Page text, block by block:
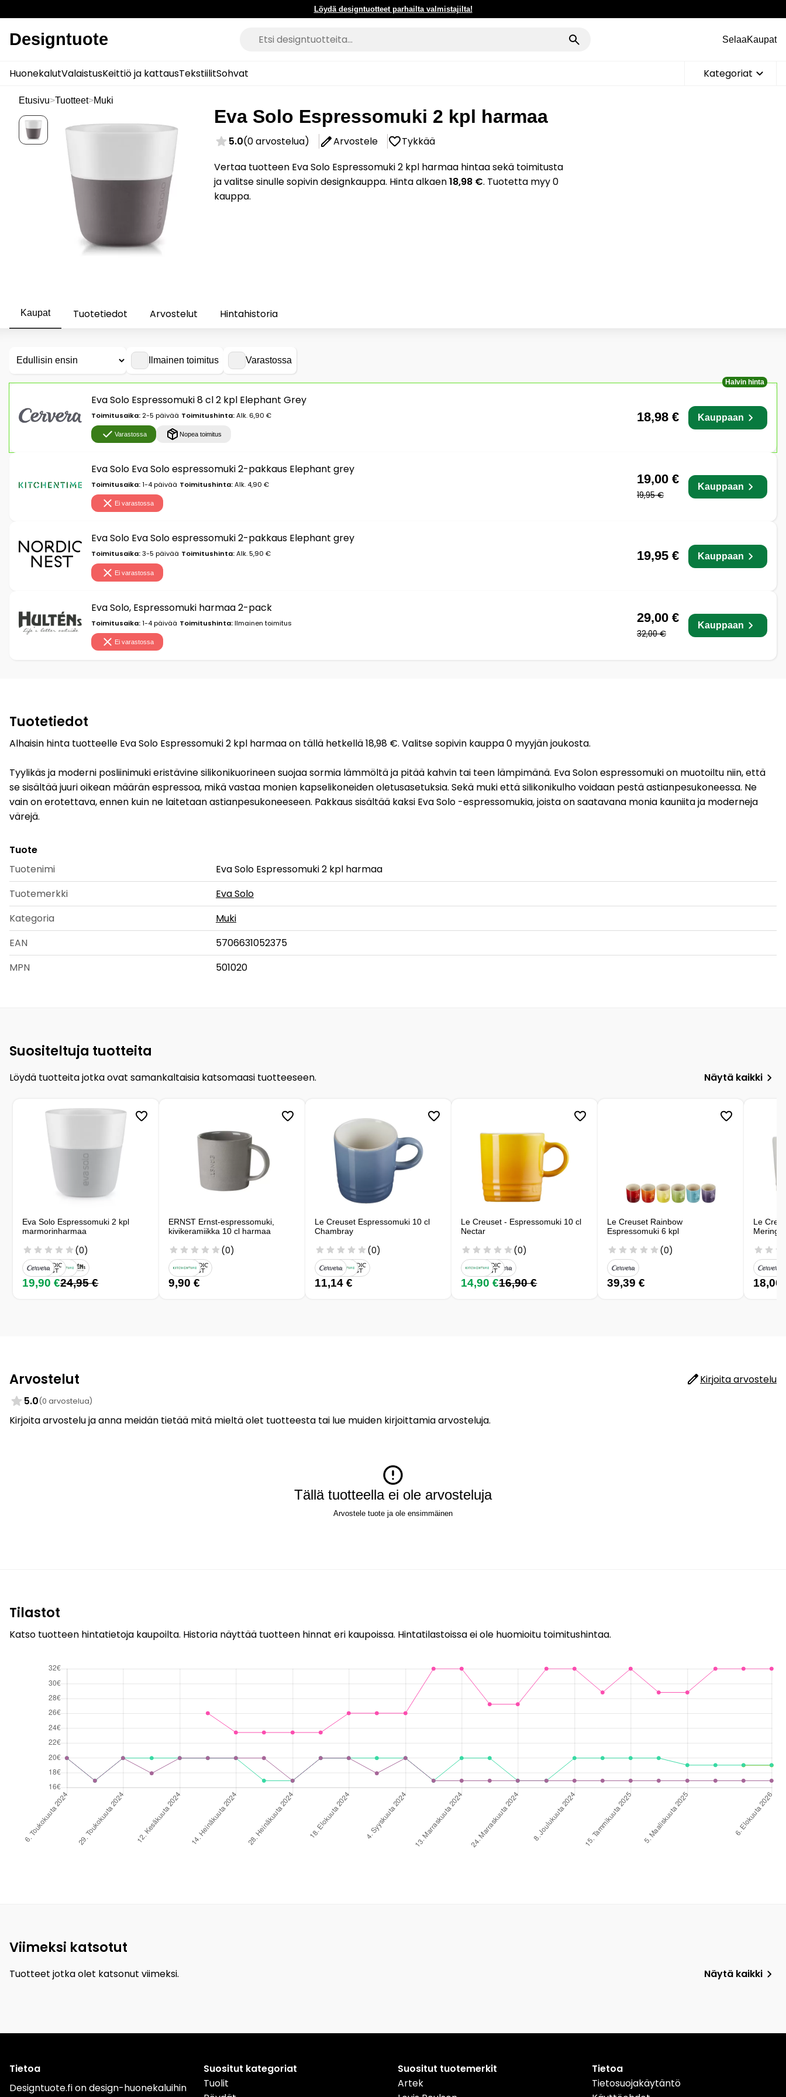
Löydä designtuotteet parhailta valmistajilta!
Designtuote SelaaKaupat
HuonekalutValaistusKeittiö ja kattausTekstiilitSohvat Kategoriat
Etusivu>Tuotteet>Muki
Eva Solo Espressomuki 2 kpl harmaa
5.0(0 arvostelua) Arvostele
Tykkää
Vertaa tuotteen Eva Solo Espressomuki 2 kpl harmaa hintaa sekä toimitusta
ja valitse sinulle sopivin designkauppa. Hinta alkaen18,98 €. Tuotetta myy 0
kauppa.
Kaupat Tuotetiedot Arvostelut Hintahistoria
Ilmainen toimitus Varastossa
Halvin hinta
Eva Solo Espressomuki 8 cl 2 kpl Elephant Grey
Toimitusaika:2-5 päivää Toimitushinta:Alk. 6,90 €
Varastossa Nopea toimitus
18,98 € Kauppaan
Eva Solo Eva Solo espressomuki 2-pakkaus Elephant grey
Toimitusaika:1-4 päivää Toimitushinta:Alk. 4,90 €
Ei varastossa
19,00 €
19,95 €
Kauppaan
Eva Solo Eva Solo espressomuki 2-pakkaus Elephant grey
Toimitusaika:3-5 päivää Toimitushinta:Alk. 5,90 €
Ei varastossa
19,95 € Kauppaan
Eva Solo, Espressomuki harmaa 2-pack
Toimitusaika:1-4 päivää Toimitushinta:Ilmainen toimitus
Ei varastossa
29,00 €
32,00 €
Kauppaan
Tuotetiedot
Alhaisin hinta tuotteelle Eva Solo Espressomuki 2 kpl harmaa on tällä hetkellä 18,98 €. Valitse sopivin kauppa 0 myyjän joukosta.
Tyylikäs ja moderni posliinimuki eristävine silikonikuorineen suojaa sormia lämmöltä ja pitää kahvin tai teen lämpimänä. Eva Solon espressomuki on muotoiltu niin, että
se sisältää juuri oikean määrän espressoa, mikä vastaa monien kapselikoneiden oletusasetuksia. Sekä muki että silikonikulho voidaan pestä astianpesukoneessa. Ne
vain on erotettava, ennen kuin ne laitetaan astianpesukoneeseen. Pakkaus sisältää kaksi Eva Solo -espressomukia, joista on saatavana monia kauniita ja moderneja
värejä.
Tuote
Tuotenimi
Eva Solo Espressomuki 2 kpl harmaa
Tuotemerkki
Eva Solo
Kategoria
Muki
EAN
5706631052375
MPN
501020
Suositeltuja tuotteita
Löydä tuotteita jotka ovat samankaltaisia katsomaasi tuotteeseen. Näytä kaikki
Eva Solo Espressomuki 2 kpl
marmorinharmaa
(0)
19,90 €24,95 €
ERNST Ernst-espressomuki,
kivikeramiikka 10 cl harmaa
(0)
9,90 €
Le Creuset Espressomuki 10 cl
Chambray
(0)
11,14 €
Le Creuset - Espressomuki 10 cl
Nectar
(0)
14,90 €16,90 €
Le Creuset Rainbow
Espressomuki 6 kpl
(0)
39,39 €
Le
18,00
Arvostelut
Kirjoita arvostelu
5.0(0 arvostelua)
Kirjoita arvostelu ja anna meidän tietää mitä mieltä olet tuotteesta tai lue muiden kirjoittamia arvosteluja.
Tällä tuotteella ei ole arvosteluja
Arvostele tuote ja ole ensimmäinen
Tilastot
Katso tuotteen hintatietoja kaupoilta. Historia näyttää tuotteen hinnat eri kaupoissa. Hintatilastoissa ei ole huomioitu toimitushintaa.
Viimeksi katsotut
Tuotteet jotka olet katsonut viimeksi. Näytä kaikki
Tietoa
Designtuote.fi on design-huonekaluihin
Suositut kategoriat
Tuolit
Suositut tuotemerkit
Artek
Tietoa
Tietosuojakäytäntö